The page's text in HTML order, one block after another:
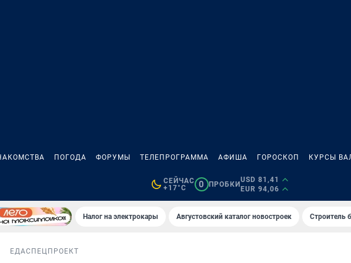
ПОГОДА ФОРУМЫ ТЕЛЕПРОГРАММА АФИША ГОРОСКОП КУРСЫ
СЕЙЧАС
+17°C
0 ПРОБКИ
USD 81,41
EUR 94,06
Налог на электрокары Августовский каталог новостроек Строитель
ЕДАСПЕЦПРОЕКТ